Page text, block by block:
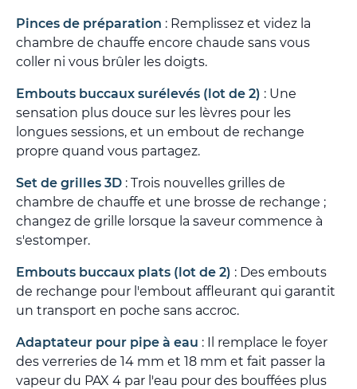
Pinces de préparation : Remplissez et videz la
chambre de chauffe encore chaude sans vous
coller ni vous brûler les doigts.
Embouts buccaux surélevés (lot de 2) : Une
sensation plus douce sur les lèvres pour les
longues sessions, et un embout de rechange
propre quand vous partagez.
Set de grilles 3D : Trois nouvelles grilles de
chambre de chauffe et une brosse de rechange ;
changez de grille lorsque la saveur commence à
s'estomper.
Embouts buccaux plats (lot de 2) : Des embouts
de rechange pour l'embout affleurant qui garantit
un transport en poche sans accroc.
Adaptateur pour pipe à eau : Il remplace le foyer
des verreries de 14 mm et 18 mm et fait passer la
vapeur du PAX 4 par l'eau pour des bouffées plus